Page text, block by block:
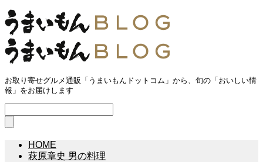
お取り寄せグルメ通販「うまいもんドットコム」から、旬の「おいしい情
報」をお届けします
HOME
萩原章史 男の料理